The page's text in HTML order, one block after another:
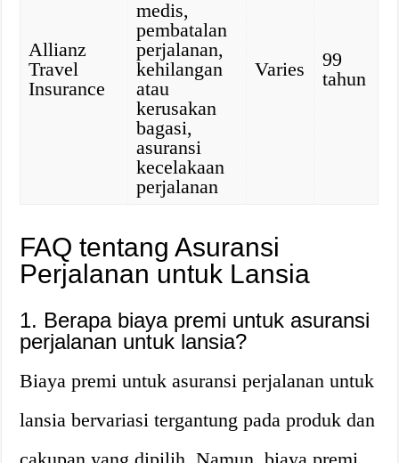
Allianz
Travel
Insurance
medis,
pembatalan
perjalanan,
kehilangan
atau
kerusakan
bagasi,
asuransi
kecelakaan
perjalanan
Varies
99
tahun
FAQ tentang Asuransi
Perjalanan untuk Lansia
1. Berapa biaya premi untuk asuransi
perjalanan untuk lansia?
Biaya premi untuk asuransi perjalanan untuk
lansia bervariasi tergantung pada produk dan